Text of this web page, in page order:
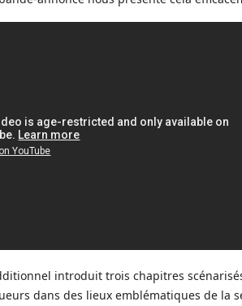
introduit trois chapitres
dans des lieux emblématiques de la